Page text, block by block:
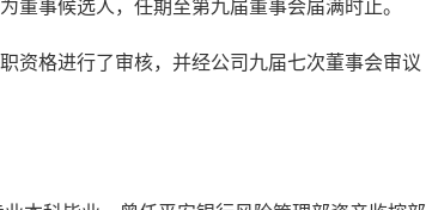
董事候选人，任期至第九届董事会届满时止。
资格进行了审核，并经公司九届七次董事会审议